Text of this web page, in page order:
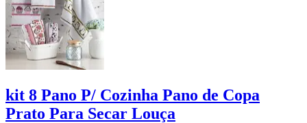
kit 8 Pano P/ Cozinha Pano de Copa
Prato Para Secar Louça